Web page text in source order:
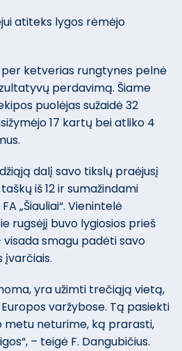
atiteks lygos rėmėjo
per ketverias rungtynes pelnė
perdavimą. Šiame
puolėjas sužaidė 32
17 kartų bei atliko 4
dalį savo tikslų praėjusį
iš 12 ir sumažindami
„Šiauliai“. Vienintelė
rugsėjį buvo lygiosios prieš
visada smagu padėti savo
įvarčiais.
yra užimti trečiąją vietą,
varžybose. Tą pasiekti
metu neturime, ką prarasti,
– teigė F. Dangubičius.